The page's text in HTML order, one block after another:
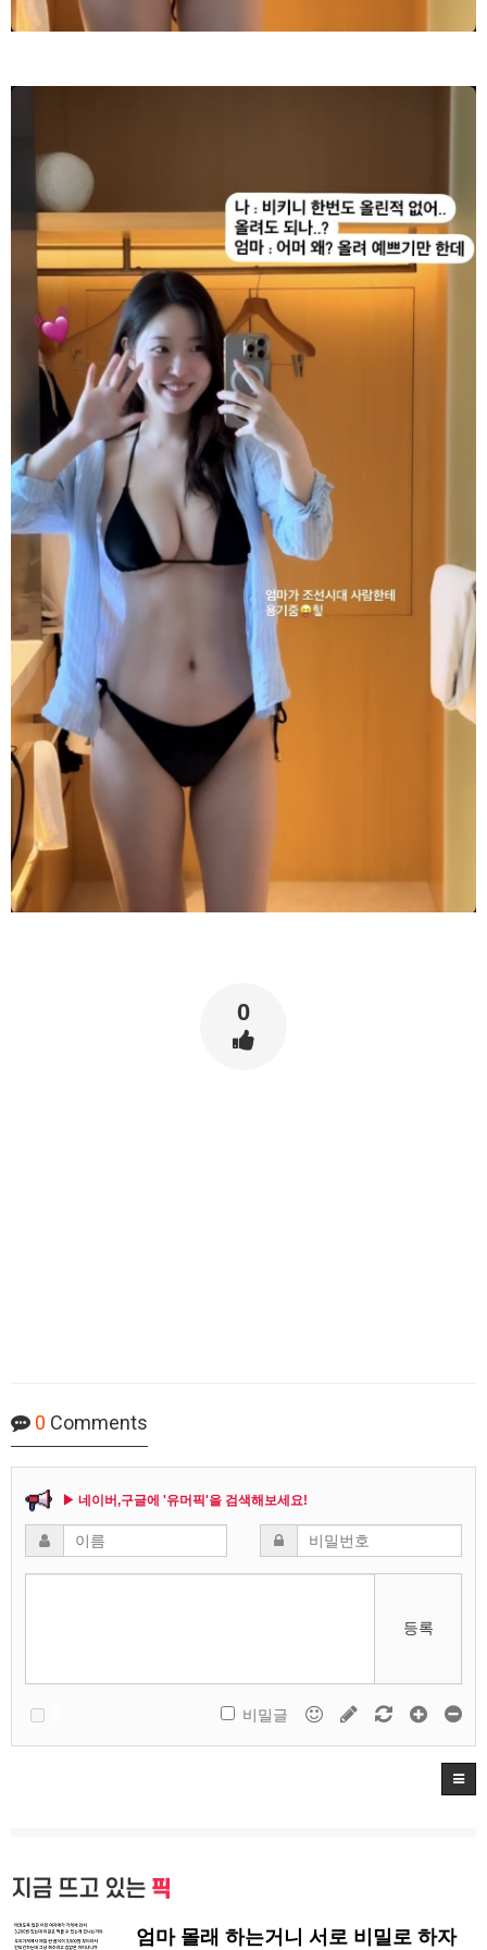
0
0 Comments
▶ 네이버,구글에 '유머픽'을 검색해보세요!
등록
비밀글
지금 뜨고 있는 픽
엄마 몰래 하는거니 서로 비밀로 하자